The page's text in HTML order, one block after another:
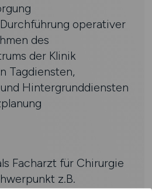
operativer
des
der Klinik
Tagdiensten,
Hintergrunddiensten
Facharzt für Chirurgie
z.B.